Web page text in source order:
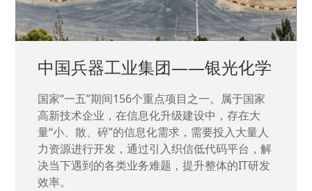
中国兵器工业集团——银光化学
国家“一五”期间156个重点项目之一。属于国家
高新技术企业，在信息化升级建设中，存在大
量“小、散、碎”的信息化需求，需要投入大量人
力资源进行开发，通过引入织信低代码平台，解
决当下遇到的各类业务难题，提升整体的IT研发
效率。